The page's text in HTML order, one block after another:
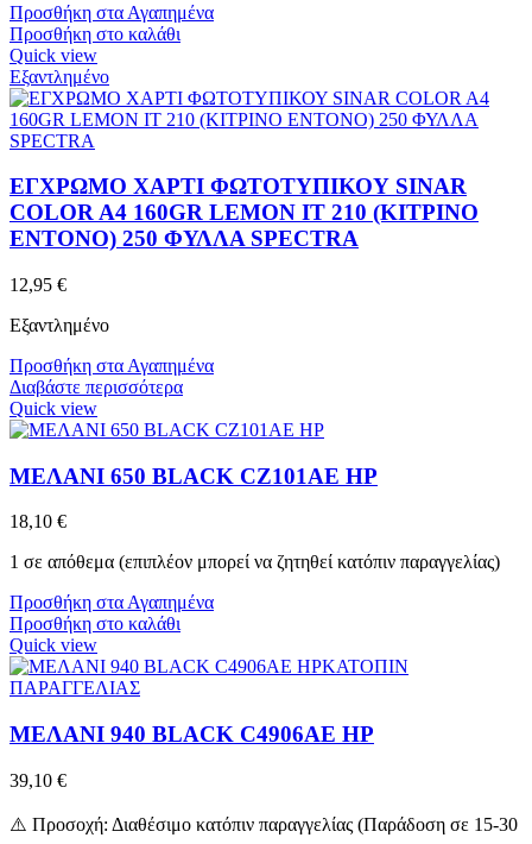
Προσθήκη στα Αγαπημένα
Προσθήκη στο καλάθι
Quick view
Εξαντλημένο
ΕΓΧΡΩΜΟ ΧΑΡΤΙ ΦΩΤΟΤΥΠΙΚΟΥ SINAR
COLOR A4 160GR LEMON IT 210 (ΚΙΤΡΙΝΟ
ΕΝΤΟΝΟ) 250 ΦΥΛΛΑ SPECTRA
12,95 €
Εξαντλημένο
Προσθήκη στα Αγαπημένα
Διαβάστε περισσότερα
Quick view
ΜΕΛΑΝΙ 650 BLACK CZ101AE HP
18,10 €
1 σε απόθεμα (επιπλέον μπορεί να ζητηθεί κατόπιν παραγγελίας)
Προσθήκη στα Αγαπημένα
Προσθήκη στο καλάθι
Quick view
ΚΑΤΟΠΙΝ
ΠΑΡΑΓΓΕΛΙΑΣ
ΜΕΛΑΝΙ 940 BLACK C4906AE HP
39,10 €
⚠️ Προσοχή: Διαθέσιμο κατόπιν παραγγελίας (Παράδοση σε 15-30